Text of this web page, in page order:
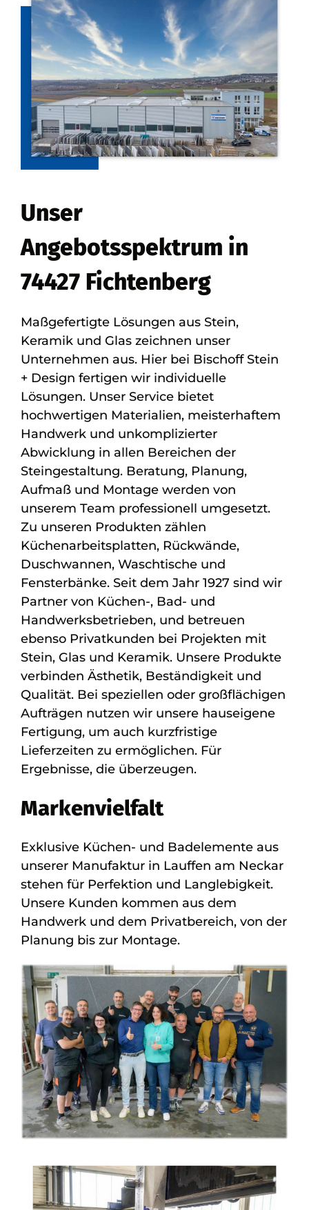
Unser
Angebotsspektrum in
74427 Fichtenberg
Maßgefertigte Lösungen aus Stein,
Keramik und Glas zeichnen unser
Unternehmen aus. Hier bei Bischoff Stein
+ Design fertigen wir individuelle
Lösungen. Unser Service bietet
hochwertigen Materialien, meisterhaftem
Handwerk und unkomplizierter
Abwicklung in allen Bereichen der
Steingestaltung. Beratung, Planung,
Aufmaß und Montage werden von
unserem Team professionell umgesetzt.
Zu unseren Produkten zählen
Küchenarbeitsplatten, Rückwände,
Duschwannen, Waschtische und
Fensterbänke. Seit dem Jahr 1927 sind wir
Partner von Küchen-, Bad- und
Handwerksbetrieben, und betreuen
ebenso Privatkunden bei Projekten mit
Stein, Glas und Keramik. Unsere Produkte
verbinden Ästhetik, Beständigkeit und
Qualität. Bei speziellen oder großflächigen
Aufträgen nutzen wir unsere hauseigene
Fertigung, um auch kurzfristige
Lieferzeiten zu ermöglichen. Für
Ergebnisse, die überzeugen.
Markenvielfalt
Exklusive Küchen- und Badelemente aus
unserer Manufaktur in Lauffen am Neckar
stehen für Perfektion und Langlebigkeit.
Unsere Kunden kommen aus dem
Handwerk und dem Privatbereich, von der
Planung bis zur Montage.